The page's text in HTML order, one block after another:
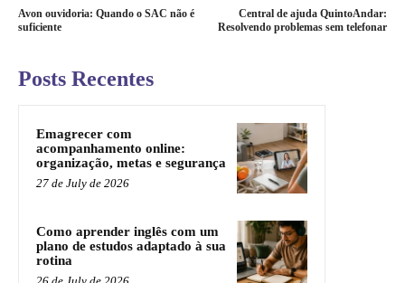
Avon ouvidoria: Quando o SAC não é
suficiente
Central de ajuda QuintoAndar:
Resolvendo problemas sem telefonar
Posts Recentes
Emagrecer com
acompanhamento online:
organização, metas e segurança
27 de July de 2026
Como aprender inglês com um
plano de estudos adaptado à sua
rotina